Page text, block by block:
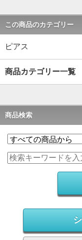
この商品のカテゴリー
ピアス
商品カテゴリー一覧
商品検索